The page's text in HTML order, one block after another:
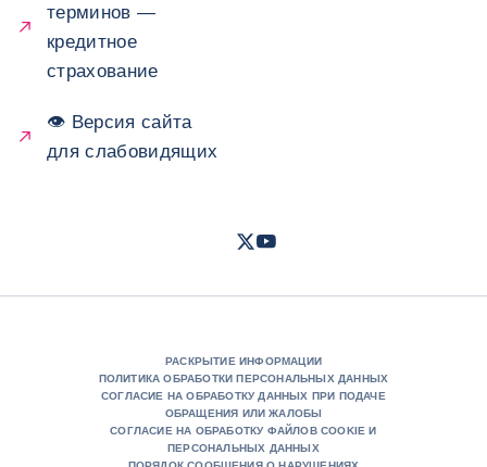
терминов —
кредитное
страхование
👁 Версия сайта
для слабовидящих
TwitterYoutube
РАСКРЫТИЕ ИНФОРМАЦИИ
ПОЛИТИКА ОБРАБОТКИ ПЕРСОНАЛЬНЫХ ДАННЫХ
СОГЛАСИЕ НА ОБРАБОТКУ ДАННЫХ ПРИ ПОДАЧЕ
ОБРАЩЕНИЯ ИЛИ ЖАЛОБЫ
СОГЛАСИЕ НА ОБРАБОТКУ ФАЙЛОВ COOKIE И
ПЕРСОНАЛЬНЫХ ДАННЫХ